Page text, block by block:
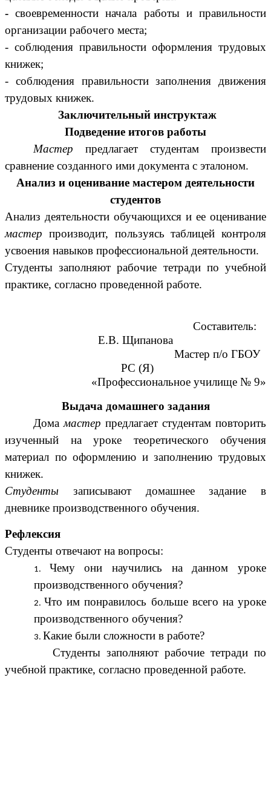
-своевременности начала работы и правильности
организации рабочего места;
- соблюдения правильности оформления трудовых
книжек;
- соблюдения правильности заполнения движения
трудовых книжек.
Заключительный инструктаж
Подведение итогов работы
Мастер предлагает студентам произвести
сравнение созданного ими документа с эталоном.
Анализ и оценивание мастером деятельности
студентов
Анализ деятельности обучающихся и ее оценивание
мастер производит, пользуясь таблицей контроля
усвоения навыков профессиональной деятельности.
Студенты заполняют рабочие тетради по учебной
практике, согласно проведенной работе.
Составитель:
Е.В. Щипанова
Мастер п/о ГБОУ
РС (Я)
«Профессиональное училище № 9»
Выдача домашнего задания
Домамастерпредлагает студентам повторить
изученный на уроке теоретического обучения
материал по оформлению и заполнению трудовых
книжек.
Студенты записывают домашнее задание в
дневнике производственного обучения.
Рефлексия
Студенты отвечают на вопросы:
Чему они научились на данном уроке
производственного обучения?
Что им понравилось больше всего на уроке
производственного обучения?
Какие были сложности в работе?
Студенты заполняют рабочие тетради по
учебной практике, согласно проведенной работе.